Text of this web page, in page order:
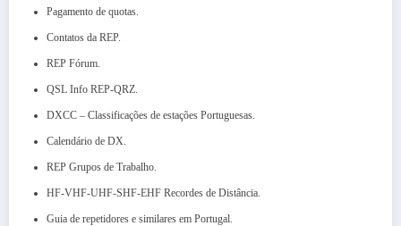
Pagamento de quotas.
Contatos da REP.
REP Fórum.
QSL Info REP-QRZ.
DXCC – Classificações de estações Portuguesas.
Calendário de DX.
REP Grupos de Trabalho.
HF-VHF-UHF-SHF-EHF Recordes de Distância.
Guia de repetidores e similares em Portugal.